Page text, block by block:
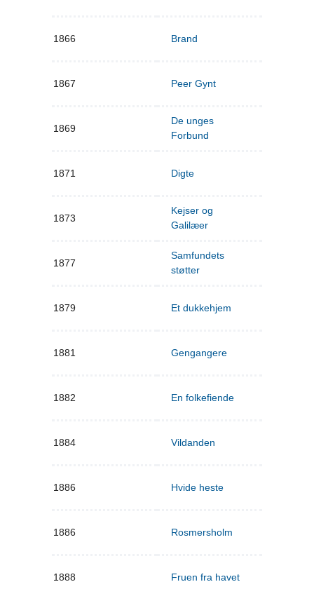
1866 Brand
1867 Peer Gynt
1869
De unges
Forbund
1871 Digte
1873
Kejser og
Galilæer
1877
Samfundets
støtter
1879 Et dukkehjem
1881 Gengangere
1882 En folkefiende
1884 Vildanden
1886 Hvide heste
1886 Rosmersholm
1888 Fruen fra havet